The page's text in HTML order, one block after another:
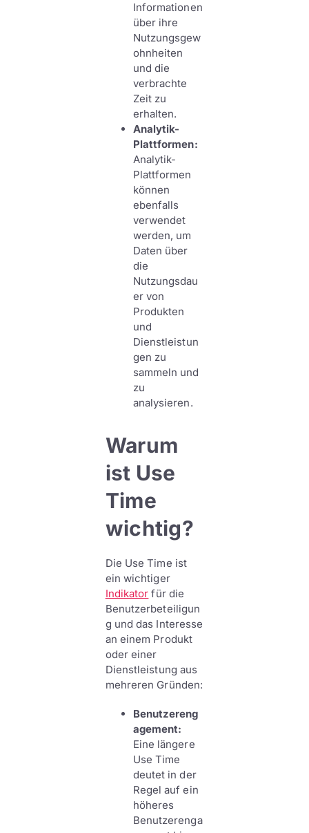
Informationen
über ihre
Nutzungsgew
ohnheiten
und die
verbrachte
Zeit zu
erhalten.
Analytik-
Plattformen:
Analytik-
Plattformen
können
ebenfalls
verwendet
werden, um
Daten über
die
Nutzungsdau
er von
Produkten
und
Dienstleistun
gen zu
sammeln und
zu
analysieren.
Warum
ist Use
Time
wichtig?
Die Use Time ist
ein wichtiger
Indikator für die
Benutzerbeteiligun
g und das Interesse
an einem Produkt
oder einer
Dienstleistung aus
mehreren Gründen:
Benutzereng
agement:
Eine längere
Use Time
deutet in der
Regel auf ein
höheres
Benutzerenga